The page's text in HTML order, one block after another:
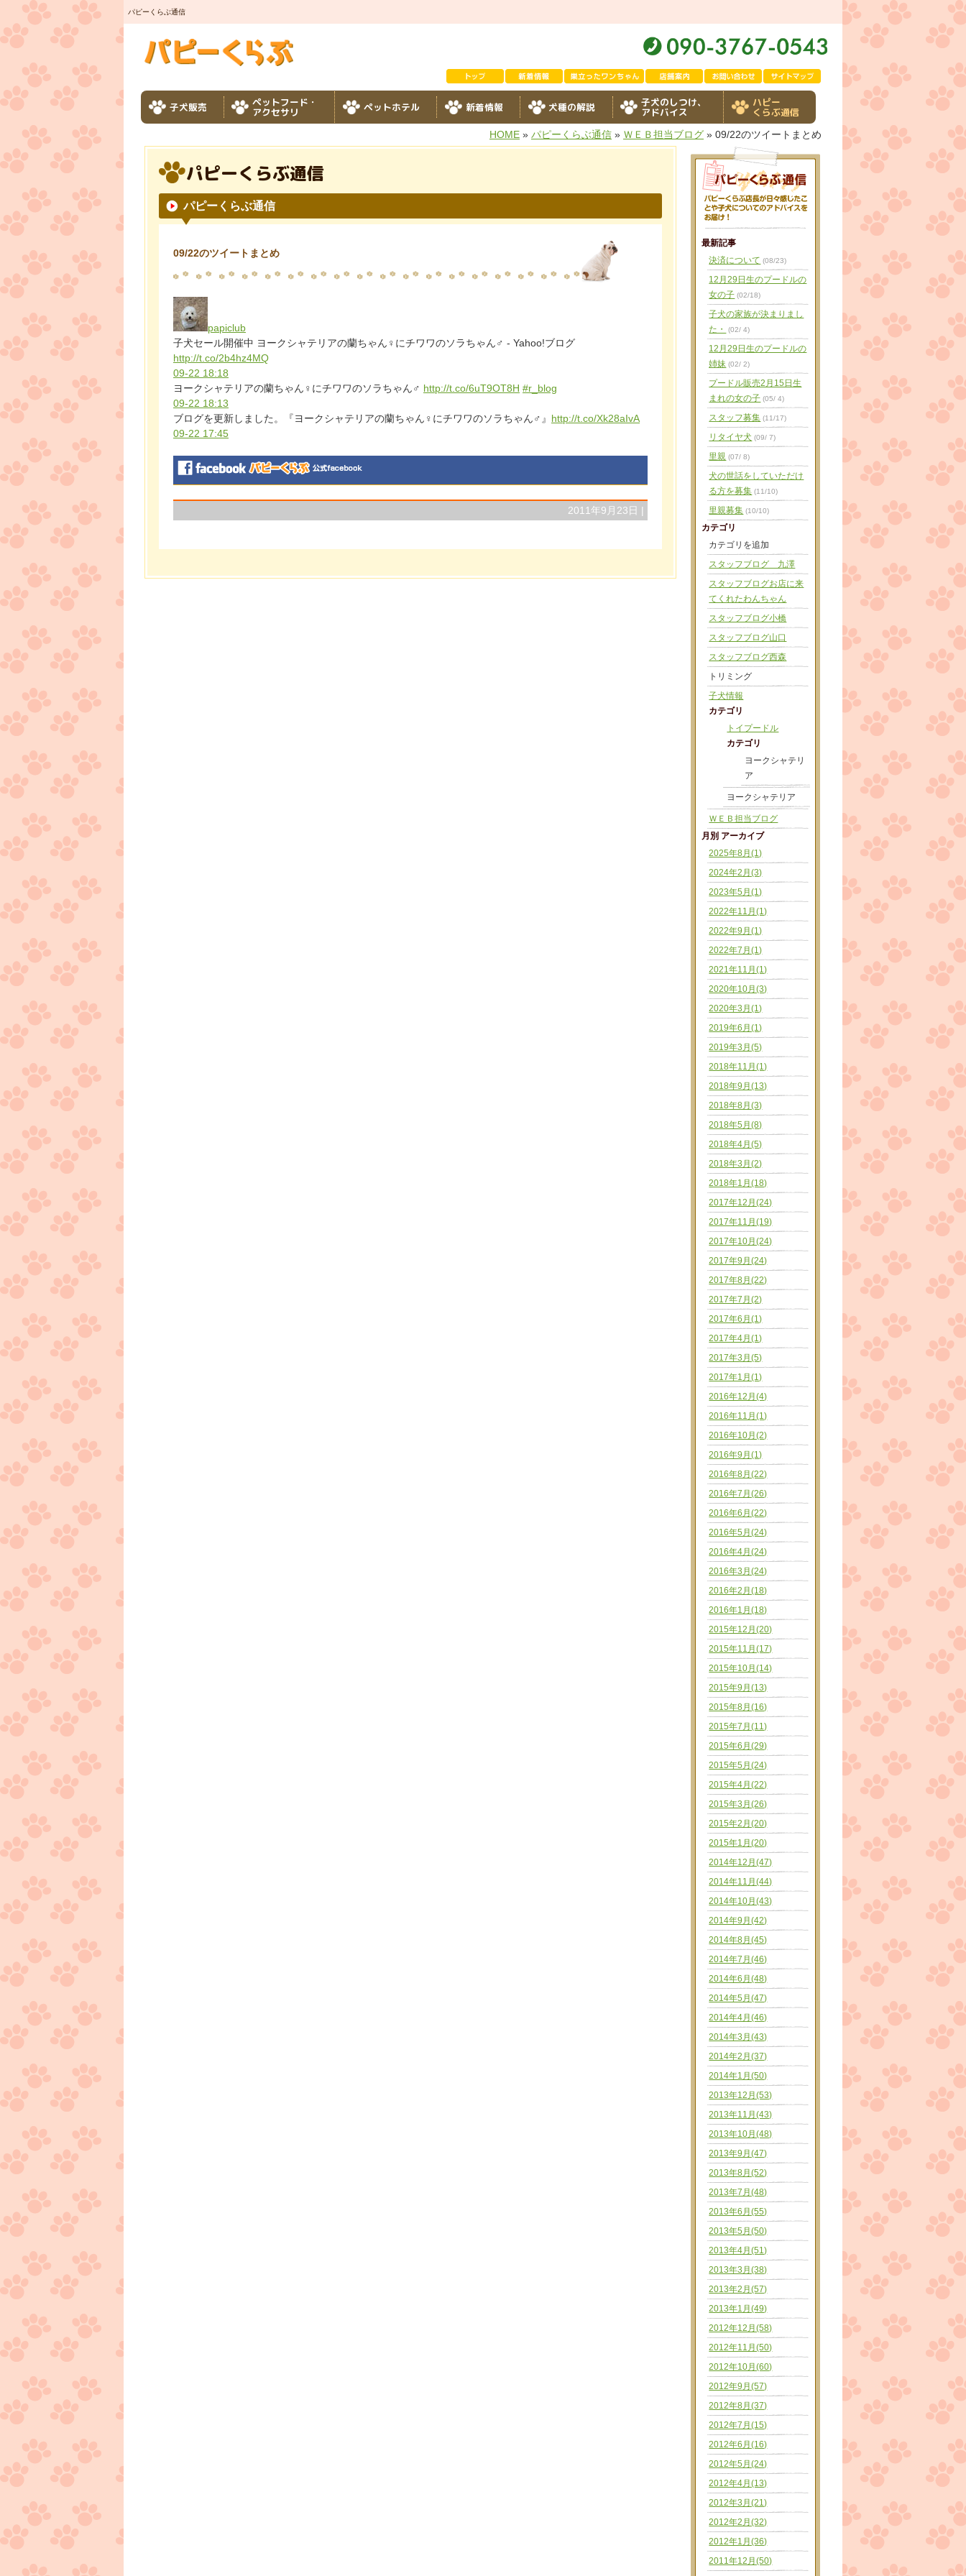
パピーくらぶ通信
子犬販売 ペットフード・
アクセサリ ペットホテル 新着情報 犬種の解説 子犬のしつけ、
アドバイス
ハピー
くらぶ通信
HOME » パピーくらぶ通信 » ＷＥＢ担当ブログ » 09/22のツイートまとめ
パピーくらぶ通信
パピーくらぶ通信
09/22のツイートまとめ
papiclub
子犬セール開催中 ヨークシャテリアの蘭ちゃん♀にチワワのソラちゃん♂ - Yahoo!ブログ
http://t.co/2b4hz4MQ
09-22 18:18
ヨークシャテリアの蘭ちゃん♀にチワワのソラちゃん♂ http://t.co/6uT9OT8H #r_blog
09-22 18:13
ブログを更新しました。『ヨークシャテリアの蘭ちゃん♀にチワワのソラちゃん♂』 http://t.co/Xk28aIvA
09-22 17:45
2011年9月23日 |
最新記事
決済について (08/23)
12月29日生のプードルの
女の子 (02/18)
子犬の家族が決まりまし
た・
(02/ 4)
12月29日生のプードルの
姉妹 (02/ 2)
プードル販売2月15日生
まれの女の子 (05/ 4)
スタッフ募集 (11/17)
リタイヤ犬 (09/ 7)
里親 (07/ 8)
犬の世話をしていただけ
る方を募集 (11/10)
里親募集 (10/10)
カテゴリ
カテゴリを追加
スタッフブログ 九澤
スタッフブログお店に来
てくれたわんちゃん
スタッフブログ小橋
スタッフブログ山口
スタッフブログ西森
トリミング
子犬情報
カテゴリ
トイプードル
カテゴリ
ヨークシャテリ
ア
ヨークシャテリア
ＷＥＢ担当ブログ
月別 アーカイブ
2025年8月(1)
2024年2月(3)
2023年5月(1)
2022年11月(1)
2022年9月(1)
2022年7月(1)
2021年11月(1)
2020年10月(3)
2020年3月(1)
2019年6月(1)
2019年3月(5)
2018年11月(1)
2018年9月(13)
2018年8月(3)
2018年5月(8)
2018年4月(5)
2018年3月(2)
2018年1月(18)
2017年12月(24)
2017年11月(19)
2017年10月(24)
2017年9月(24)
2017年8月(22)
2017年7月(2)
2017年6月(1)
2017年4月(1)
2017年3月(5)
2017年1月(1)
2016年12月(4)
2016年11月(1)
2016年10月(2)
2016年9月(1)
2016年8月(22)
2016年7月(26)
2016年6月(22)
2016年5月(24)
2016年4月(24)
2016年3月(24)
2016年2月(18)
2016年1月(18)
2015年12月(20)
2015年11月(17)
2015年10月(14)
2015年9月(13)
2015年8月(16)
2015年7月(11)
2015年6月(29)
2015年5月(24)
2015年4月(22)
2015年3月(26)
2015年2月(20)
2015年1月(20)
2014年12月(47)
2014年11月(44)
2014年10月(43)
2014年9月(42)
2014年8月(45)
2014年7月(46)
2014年6月(48)
2014年5月(47)
2014年4月(46)
2014年3月(43)
2014年2月(37)
2014年1月(50)
2013年12月(53)
2013年11月(43)
2013年10月(48)
2013年9月(47)
2013年8月(52)
2013年7月(48)
2013年6月(55)
2013年5月(50)
2013年4月(51)
2013年3月(38)
2013年2月(57)
2013年1月(49)
2012年12月(58)
2012年11月(50)
2012年10月(60)
2012年9月(57)
2012年8月(37)
2012年7月(15)
2012年6月(16)
2012年5月(24)
2012年4月(13)
2012年3月(21)
2012年2月(32)
2012年1月(36)
2011年12月(50)